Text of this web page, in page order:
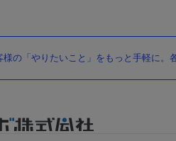
様の「やりたいこと」をもっと手軽に。